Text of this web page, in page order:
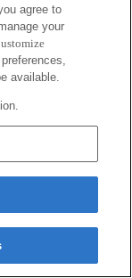
luminosité de l'image ne
sur [Off].
la fonction d'aide à la mise
vous tournez la bague
la fonction [Loupe
touche perso".
Copyright 2026 Sony Corporation
agree to
your
available.